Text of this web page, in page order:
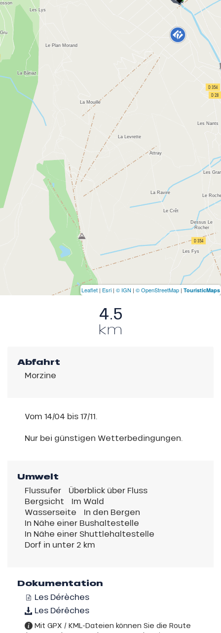
4.5
km
Abfahrt
Morzine
Vom 14/04 bis 17/11.
Nur bei günstigen Wetterbedingungen.
Umwelt
Flussufer
Überblick über Fluss
Bergsicht
Im Wald
Wasserseite
In den Bergen
In Nähe einer Bushaltestelle
In Nähe einer Shuttlehaltestelle
Dorf in unter 2 km
Dokumentation
Les Dérèches
Les Dérêches
Mit GPX / KML-Dateien können Sie die Route
Leaflet | Esri | © IGN | © OpenStreetMap | TouristicMaps